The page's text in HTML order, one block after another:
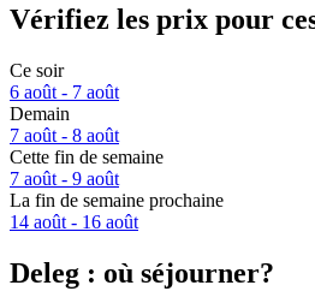
Vérifiez les prix pour
Ce soir
6 août - 7 août
Demain
7 août - 8 août
Cette fin de semaine
7 août - 9 août
La fin de semaine prochaine
14 août - 16 août
Deleg : où séjourner?